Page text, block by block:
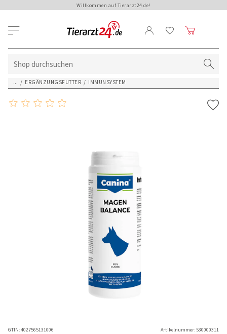
Willkommen auf Tierarzt24.de!
... / ERGÄNZUNGSFUTTER / IMMUNSYSTEM
GTIN:4027565131006 Artikelnummer:530000311